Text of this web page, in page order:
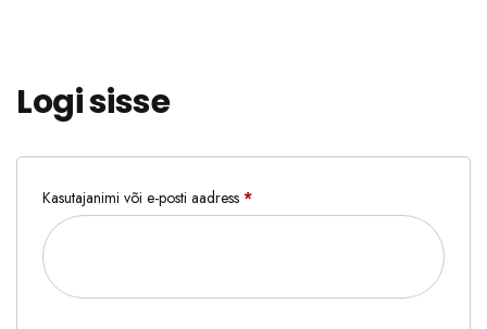
Logi sisse
Kasutajanimi või e-posti aadress *